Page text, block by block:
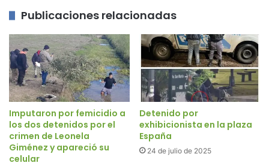
Publicaciones relacionadas
Imputaron por femicidio a
los dos detenidos por el
crimen de Leonela
Giménez y apareció su
celular
Detenido por
exhibicionista en la plaza
España
24 de julio de 2025